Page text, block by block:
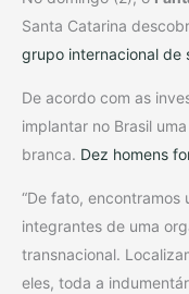
Santa Catarina
grupo internacional de
De acordo com as
implantar no Brasil
branca. Dez homens
“De fato,
integrantes de uma
transnacional.
eles, toda a